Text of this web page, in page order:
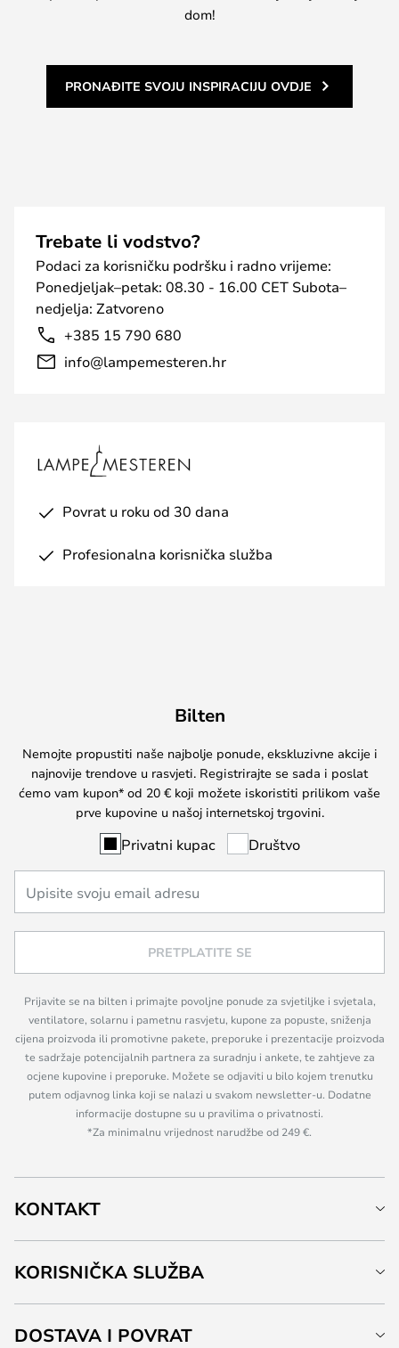
dom!
PRONAĐITE SVOJU INSPIRACIJU OVDJE
Trebate li vodstvo?
Podaci za korisničku podršku i radno vrijeme:
Ponedjeljak–petak: 08.30 - 16.00 CET Subota–
nedjelja: Zatvoreno
+385 15 790 680
info@lampemesteren.hr
Povrat u roku od 30 dana
Profesionalna korisnička služba
Bilten
Nemojte propustiti naše najbolje ponude, ekskluzivne akcije i
najnovije trendove u rasvjeti. Registrirajte se sada i poslat
ćemo vam kupon* od 20 € koji možete iskoristiti prilikom vaše
prve kupovine u našoj internetskoj trgovini.
Privatni kupac Društvo
PRETPLATITE SE
Prijavite se na bilten i primajte povoljne ponude za svjetiljke i svjetala,
ventilatore, solarnu i pametnu rasvjetu, kupone za popuste, sniženja
cijena proizvoda ili promotivne pakete, preporuke i prezentacije proizvoda
te sadržaje potencijalnih partnera za suradnju i ankete, te zahtjeve za
ocjene kupovine i preporuke. Možete se odjaviti u bilo kojem trenutku
putem odjavnog linka koji se nalazi u svakom newsletter-u. Dodatne
informacije dostupne su u pravilima o privatnosti.
*Za minimalnu vrijednost narudžbe od 249 €.
KONTAKT
KORISNIČKA SLUŽBA
DOSTAVA I POVRAT